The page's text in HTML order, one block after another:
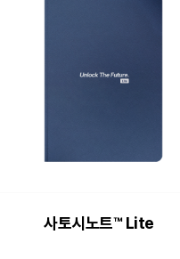
사토시노트™ Lite